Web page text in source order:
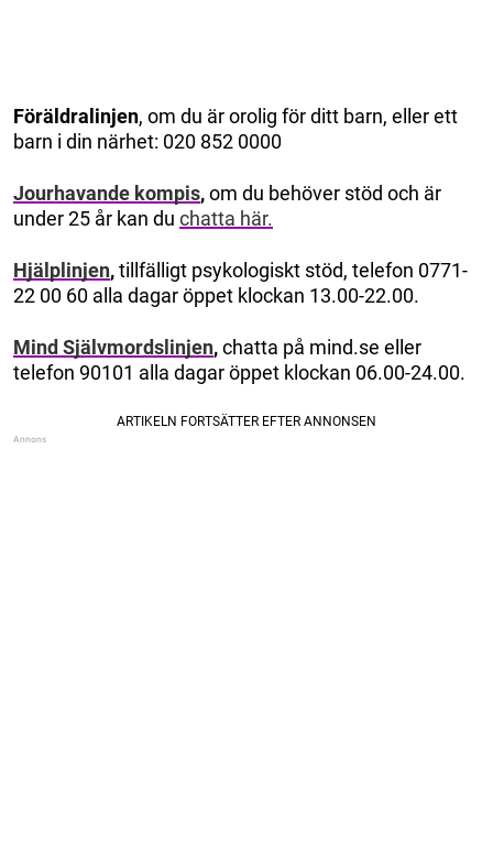
Föräldralinjen, om du är orolig för ditt barn, eller ett
barn i din närhet: 020 852 0000
Jourhavande kompis,om du behöver stöd och är
under 25 år kan du chatta här.
Hjälplinjen,tillfälligt psykologiskt stöd, telefon 0771-
22 00 60 alla dagar öppet klockan 13.00-22.00.
Mind Självmordslinjen,chatta på mind.se eller
telefon 90101 alla dagar öppet klockan 06.00-24.00.